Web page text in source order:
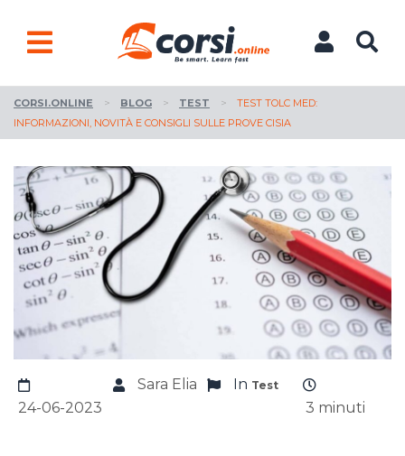
CORSI.ONLINE > BLOG > TEST >
TEST TOLC MED:
INFORMAZIONI, NOVITÀ E CONSIGLI SULLE PROVE CISIA
24-06-2023
Sara Elia In Test
3 minuti